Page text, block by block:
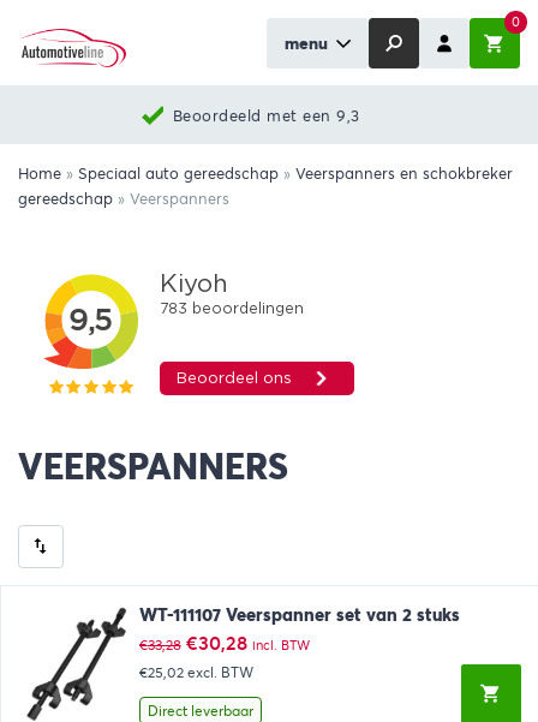
menu
0
Nieuwste producten
Home » Speciaal auto gereedschap » Veerspanners en schokbreker
gereedschap » Veerspanners
VEERSPANNERS
WT-111107 Veerspanner set van 2 stuks
€33,28 Oorspronkelijke
prijs
was:
€33,28.
€30,28Huidige
prijs
is:
€30,28.
incl. BTW
€25,02 excl. BTW
Direct leverbaar